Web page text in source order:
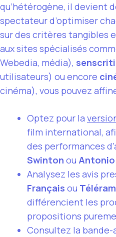
qu’hétérogène, il devient
spectateur d’optimiser
sur des critères tangibles
aux sites spécialisés
Webedia, média),
utilisateurs) ou encore
cinéma), vous pouvez
Optez pour la
film international,
des performances
Swinton ou Antonio
Analysez les avis
Français ou
différencient les
propositions
Consultez la